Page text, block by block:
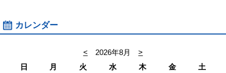
カレンダー
< 2026年8月
>
日
月 火 水 木 金
土